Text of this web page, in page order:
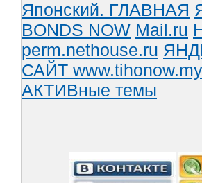
Японский. ГЛАВНАЯ
BONDS NOW Mail.ru
perm.nethouse.ru
САЙТ
АКТИВные темы